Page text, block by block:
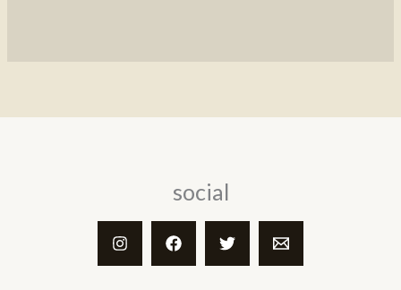
social